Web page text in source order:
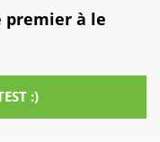
premier à le
:)